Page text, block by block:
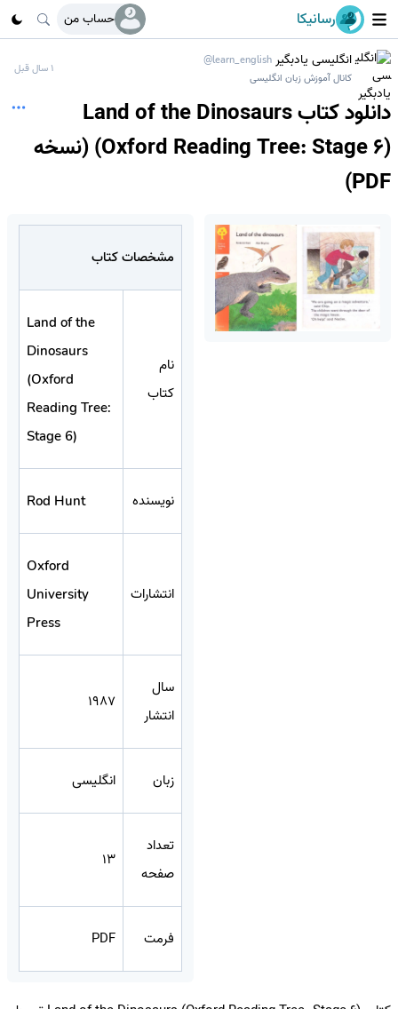
رسانیکا حساب من
انگلیسی یادبگیر @learn_english
کانال آموزش زبان انگلیسی
1 سال قبل
دانلود کتاب Land of the Dinosaurs
(Oxford Reading Tree: Stage 6) (نسخه
PDF)
مشخصات کتاب
نام
کتاب
Land of the
Dinosaurs
(Oxford
Reading Tree:
Stage 6)
نویسنده Rod Hunt
انتشارات
Oxford
University
Press
سال
انتشار
1987
زبان انگلیسی
تعداد
صفحه
13
فرمت PDF